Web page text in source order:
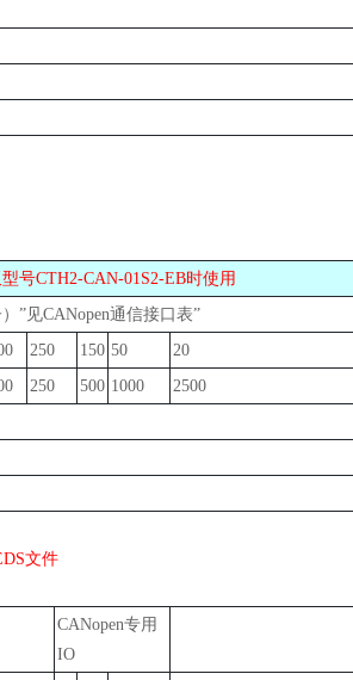
号CTH2-CAN-01S2-EB时使用
”见CANopen通信接口表”
250 150 50
20
250 500 1000
2500
文件
CANopen专用
IO